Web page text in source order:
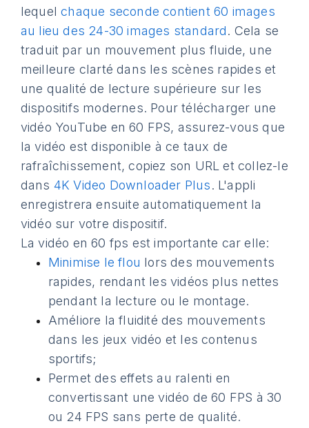
lequelchaque seconde contient 60 images
au lieu des 24-30 images standard. Cela se
traduit par un mouvement plus fluide, une
meilleure clarté dans les scènes rapides et
une qualité de lecture supérieure sur les
dispositifs modernes. Pour télécharger une
vidéo YouTube en 60 FPS, assurez-vous que
la vidéo est disponible à ce taux de
rafraîchissement, copiez son URL et collez-le
dans 4K Video Downloader Plus. L'appli
enregistrera ensuite automatiquement la
vidéo sur votre dispositif.
La vidéo en 60 fps est importante car elle:
Minimise le flou lors des mouvements
rapides, rendant les vidéos plus nettes
pendant la lecture ou le montage.
Améliore la fluidité des mouvements
dans les jeux vidéo et les contenus
sportifs;
Permet des effets au ralenti en
convertissant une vidéo de 60 FPS à 30
ou 24 FPS sans perte de qualité.